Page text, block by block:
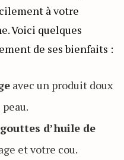
à votre
Voici quelques
de ses bienfaits :
avec un produit doux
d’huile de
et votre cou.